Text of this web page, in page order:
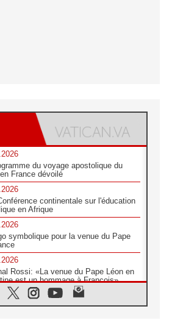
du voyage apostolique du
France dévoilé
continentale sur l'éducation
en Afrique
symbolique pour la venue du Pape
Rossi: «La venue du Pape Léon en
est un hommage à François»
et Nagasaki, 81 ans après,